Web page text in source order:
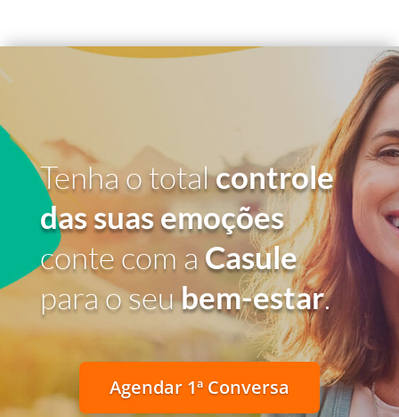
Tenha o totalcontrole
das suas emoções
conte com a Casule
para o seubem-estar.
Agendar 1ª Conversa